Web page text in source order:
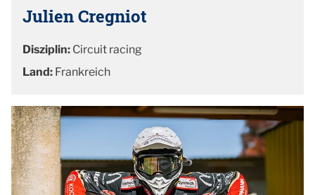
Julien Cregniot
Disziplin: Circuit racing
Land: Frankreich